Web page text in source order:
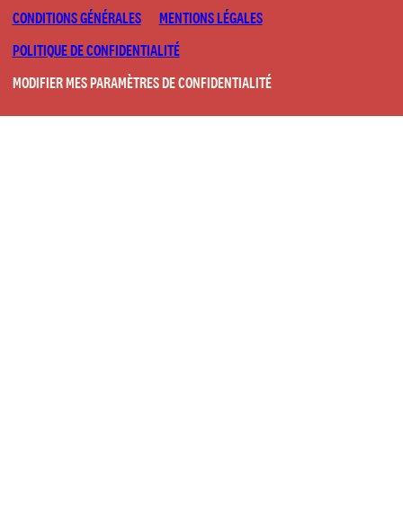
CONDITIONS GÉNÉRALES
MENTIONS LÉGALES
POLITIQUE DE CONFIDENTIALITÉ
MODIFIER MES PARAMÈTRES DE CONFIDENTIALITÉ